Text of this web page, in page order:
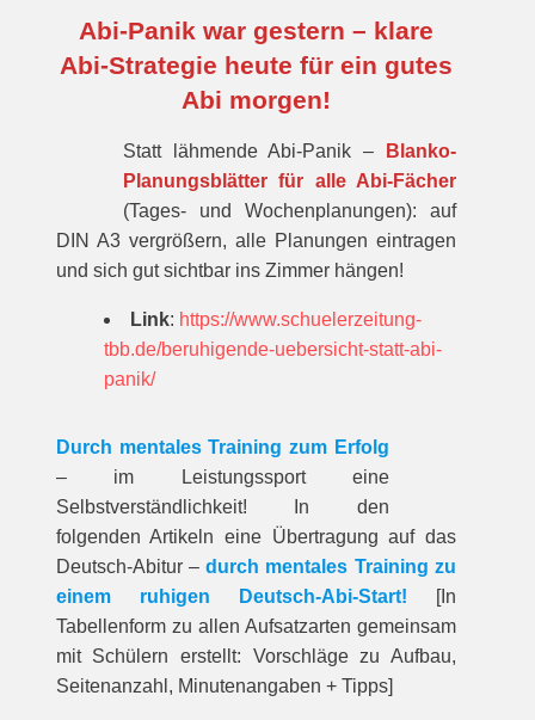
Abi-Panik war gestern – klare
Abi-Strategie heute für ein gutes
Abi morgen!
Statt lähmende Abi-Panik –
Blanko-
Planungsblätter für alle Abi-Fächer
(Tages- und Wochenplanungen): auf
DIN A3 vergrößern, alle Planungen eintragen
und sich gut sichtbar ins Zimmer hängen!
Link: https://www.schuelerzeitung-
tbb.de/beruhigende-uebersicht-statt-abi-
panik/
Durch mentales Training zum Erfolg
– im Leistungssport eine
Selbstverständlichkeit! In den
folgenden Artikeln eine Übertragung auf das
Deutsch-Abitur –durch mentales Training zu
einem ruhigen Deutsch-Abi-Start! [In
Tabellenform zu allen Aufsatzarten gemeinsam
mit Schülern erstellt: Vorschläge zu Aufbau,
Seitenanzahl, Minutenangaben + Tipps]